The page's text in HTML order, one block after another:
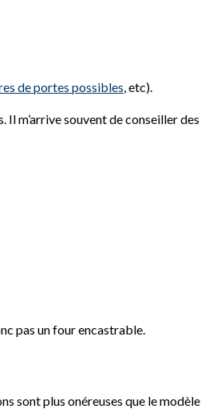
de portes possibles, etc).
m’arrive souvent de conseiller des
pas un four encastrable.
sont plus onéreuses que le modèle